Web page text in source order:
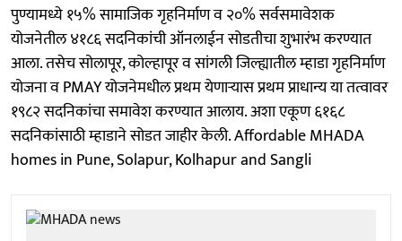
पुण्यामध्ये १५% सामाजिक गृहनिर्माण व २०% सर्वसमावेशक
योजनेतील ४१८६ सदनिकांची ऑनलाईन सोडतीचा शुभारंभ करण्यात
आला. तसेच सोलापूर, कोल्हापूर व सांगली जिल्ह्यातील म्हाडा गृहनिर्माण
योजना व PMAY योजनेमधील प्रथम येणाऱ्यास प्रथम प्राधान्य या तत्वावर
१९८२ सदनिकांचा समावेश करण्यात आलाय. अशा एकूण ६१६८
सदनिकांसाठी म्हाडाने सोडत जाहीर केली. Affordable MHADA
homes in Pune, Solapur, Kolhapur and Sangli